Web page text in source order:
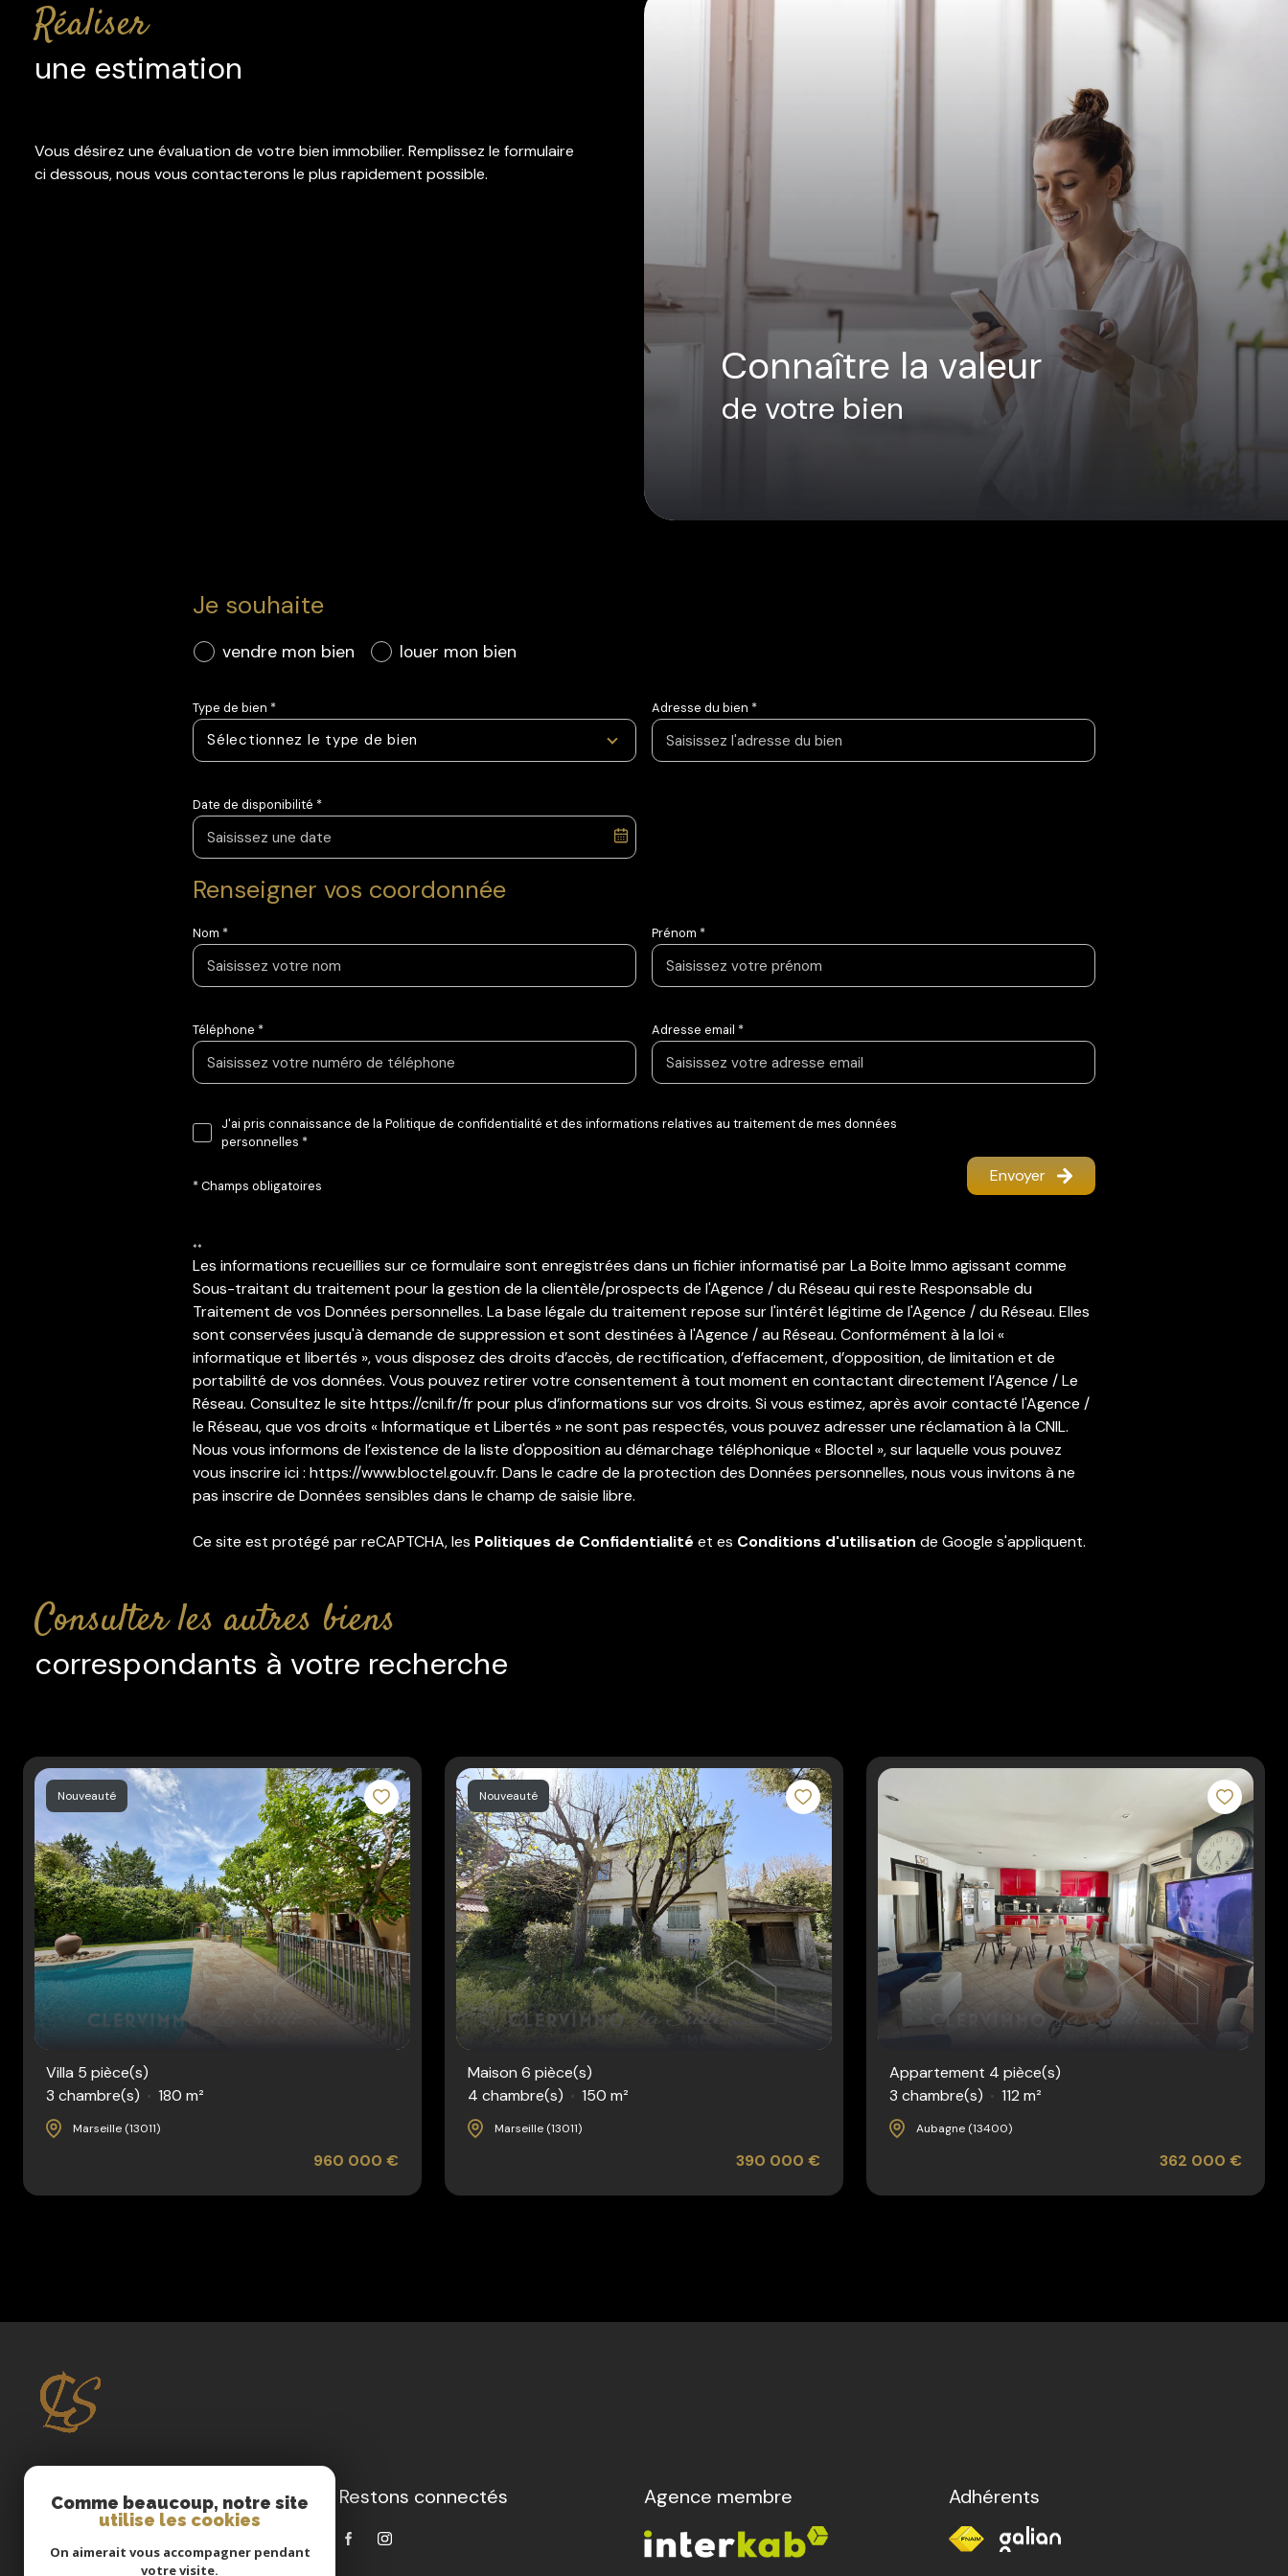
rénovation
l'agence
connaître la valeur
de votre bien
réaliser
une estimation
Vous désirez une évaluation de votre bien immobilier. Remplissez le formulaire
ci dessous, nous vous contacterons le plus rapidement possible.
Je souhaite
vendre mon bien louer mon bien
Type de bien *
Sélectionnez le type de bien
Adresse du bien *
Date de disponibilité *
Renseigner vos coordonnée
Nom * Prénom *
Téléphone * Adresse email *
J'ai pris connaissance de la Politique de confidentialité et des informations relatives au traitement de mes données
personnelles *
* Champs obligatoires
Envoyer
**
Les informations recueillies sur ce formulaire sont enregistrées dans un fichier informatisé par La Boite Immo agissant comme
Sous-traitant du traitement pour la gestion de la clientèle/prospects de l'Agence / du Réseau qui reste Responsable du
Traitement de vos Données personnelles. La base légale du traitement repose sur l'intérêt légitime de l'Agence / du Réseau. Elles
sont conservées jusqu'à demande de suppression et sont destinées à l'Agence / au Réseau. Conformément à la loi «
informatique et libertés », vous disposez des droits d’accès, de rectification, d’effacement, d’opposition, de limitation et de
portabilité de vos données. Vous pouvez retirer votre consentement à tout moment en contactant directement l’Agence / Le
Réseau. Consultez le site https://cnil.fr/frpour plus d’informations sur vos droits. Si vous estimez, après avoir contacté l'Agence /
le Réseau, que vos droits « Informatique et Libertés » ne sont pas respectés, vous pouvez adresser une réclamation à la CNIL.
Nous vous informons de l’existence de la liste d'opposition au démarchage téléphonique « Bloctel », sur laquelle vous pouvez
vous inscrire ici : https://www.bloctel.gouv.fr. Dans le cadre de la protection des Données personnelles, nous vous invitons à ne
pas inscrire de Données sensibles dans le champ de saisie libre.
Ce site est protégé par reCAPTCHA, les Politiques de Confidentialité et es Conditions d'utilisation de Google s'appliquent.
consulter les autres biens
correspondants à votre recherche
Nouveauté
Villa 5 pièce(s)
3 chambre(s)
180 m²
Marseille (13011)
960 000 €
Nouveauté
Maison 6 pièce(s)
4 chambre(s)
150 m²
Marseille (13011)
390 000 €
Appartement 4 pièce(s)
3 chambre(s)
112 m²
Aubagne (13400)
362 000 €
Clervimmo La Suite
contact@cls.immo
Restons connectés Agence membre Adhérents
Comme beaucoup, notre site
utilise les cookies
On aimerait vous accompagner pendant
votre visite.